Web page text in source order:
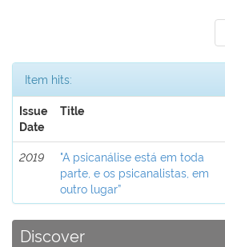
Item hits:
Issue
Date
Title
2019
"A psicanálise está em toda
parte, e os psicanalistas, em
outro lugar”
Discover